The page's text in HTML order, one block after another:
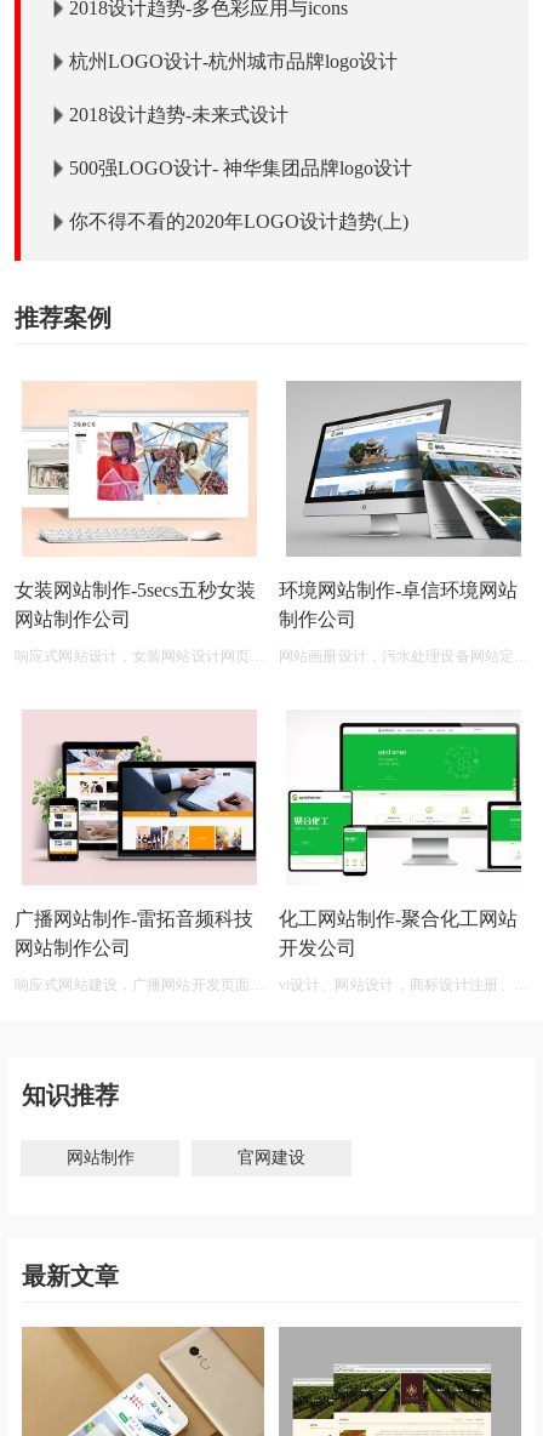
2018设计趋势-多色彩应用与icons
杭州LOGO设计-杭州城市品牌logo设计
2018设计趋势-未来式设计
500强LOGO设计- 神华集团品牌logo设计
你不得不看的2020年LOGO设计趋势(上)
推荐案例
女装网站制作-5secs五秒女装
网站制作公司
响应式网站设计，女装网站设计网页制
环境网站制作-卓信环境网站
制作公司
网站画册设计，污水处理设备网站定制
广播网站制作-雷拓音频科技
网站制作公司
响应式网站建设，广播网站开发页面设
化工网站制作-聚合化工网站
开发公司
vi设计、网站设计，商标设计注册、化
知识推荐
网站制作 官网建设
最新文章